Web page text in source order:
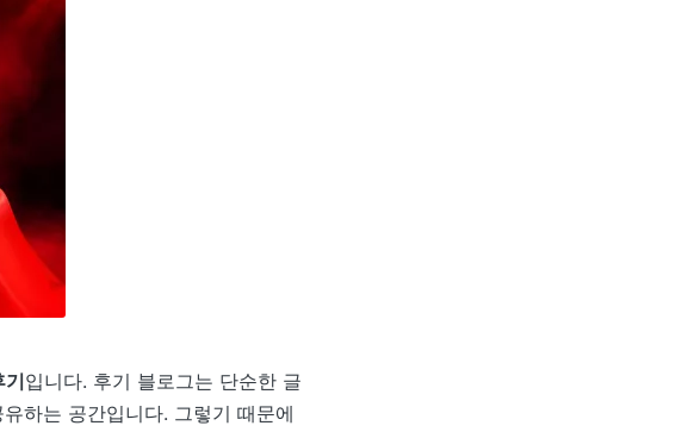
기입니다. 후기 블로그는 단순한 글
하는 공간입니다. 그렇기 때문에